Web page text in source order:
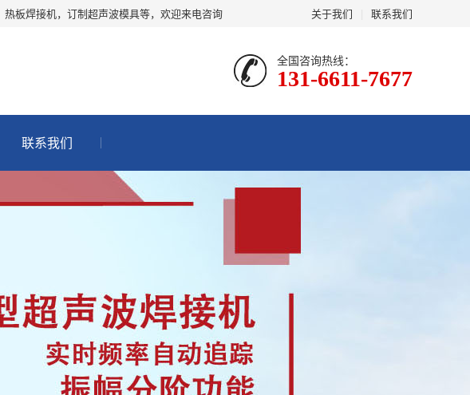
关于我们 联系我们
板焊接机，订制超声波模具等，欢迎来电咨询
全国咨询热线：
131-6611-7677
联系我们